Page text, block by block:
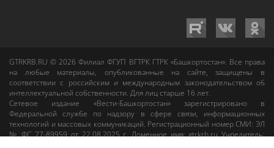
GTRKRB.RU © 2026Филиал ФГУП ВГТРК ГТРК «Башкортостан». Все права
на любые материалы, опубликованные на сайте, защищены в
соответствии с российским и международным законодательством об
интеллектуальной собственности. Для лиц старше 16 лет.
Сетевое издание «Вести-Башкортостан»зарегистрировано в
Федеральной службе по надзору в сфере связи, информационных
технологий и массовых коммуникаций. Регистрационный номер СМИ: ЭЛ
№ ФС 77-89959 от 22.08.2025 г. Доменное имя:gtrkrb.ruУчредитель: